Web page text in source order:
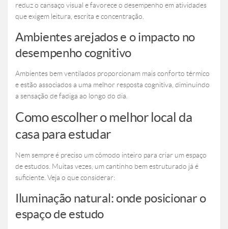
reduz o cansaço visual e favorece o desempenho em atividades
que exigem leitura, escrita e concentração.
Ambientes arejados e o impacto no
desempenho cognitivo
Ambientes bem ventilados proporcionam mais conforto térmico
e estão associados a uma melhor resposta cognitiva, diminuindo
a sensação de fadiga ao longo do dia.
Como escolher o melhor local da
casa para estudar
Nem sempre é preciso um cômodo inteiro para criar um espaço
de estudos. Muitas vezes, um cantinho bem estruturado já é
suficiente. Veja o que considerar:
Iluminação natural: onde posicionar o
espaço de estudo